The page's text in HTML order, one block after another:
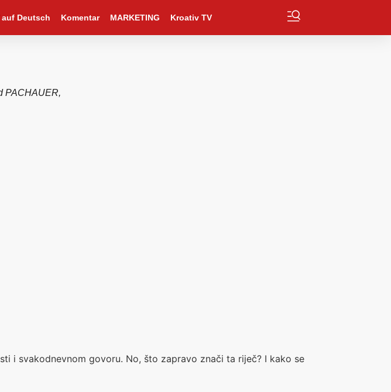
auf Deutsch Komentar MARKETING Kroativ TV
PACHAUER,
i svakodnevnom govoru. No, što zapravo znači ta riječ? I kako se